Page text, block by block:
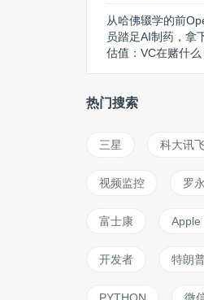
从哈佛辍学的前
员踏足AI制药，拿
估值：VC在赌什么
热门搜索
三星 科大讯
视频监控 罗
富士康 Apple
开发者 特朗